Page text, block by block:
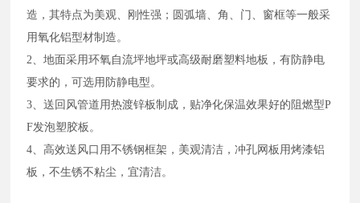
造，其特点为美观、刚性强；圆弧墙、角、门、窗框等一般采
用氧化铝型材制造。
2、地面采用环氧自流坪地坪或高级耐磨塑料地板，有防静电
要求的，可选用防静电型。
3、送回风管道用热渡锌板制成，贴净化保温效果好的阻燃型P
F发泡塑胶板。
4、高效送风口用不锈钢框架，美观清洁，冲孔网板用烤漆铝
板，不生锈不粘尘，宜清洁。